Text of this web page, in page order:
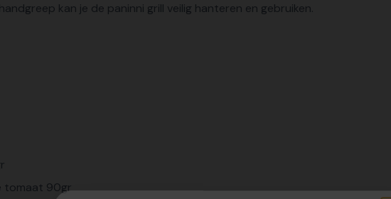
kan je de paninni grill veilig hanteren en gebruiken.
tomaat 90gr